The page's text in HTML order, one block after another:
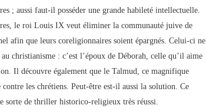
; aussi faut-il posséder une grande habileté intellectuelle.
le roi Louis IX veut éliminer la communauté juive de
afin que leurs coreligionnaires soient épargnés. Celui-ci ne
christianisme : c’est l’époux de Déborah, celle qu’il aime
Il découvre également que le Talmud, ce magnifique
les chrétiens. Peut-être est-il aussi la solution. Ce
sorte de thriller historico-religieux très réussi.